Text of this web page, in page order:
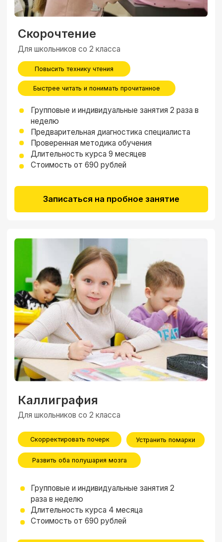
обработку
Отправить
info@evoeducation.ru
+7(939)720-42-07
заказать обратный звонок
Договор на образовательную деятельность
деятельность
Сведения об образовательной организации